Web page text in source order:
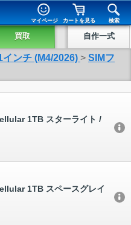
マイページ カートを見る 検索
買取 自作一式
ンチ (M4/2026) > SIMフ
1TB スターライト /
1TB スペースグレイ